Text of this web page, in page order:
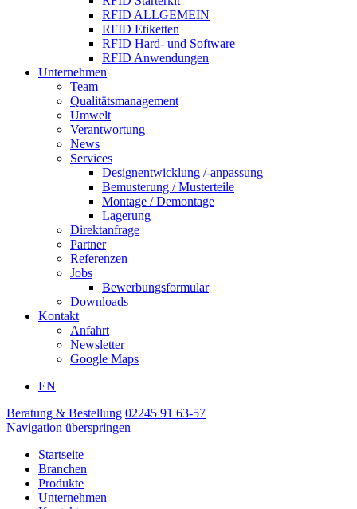
RFID ALLGEMEIN
RFID Etiketten
RFID Hard- und Software
RFID Anwendungen
Unternehmen
Team
Qualitätsmanagement
Umwelt
Verantwortung
News
Services
Designentwicklung /-anpassung
Bemusterung / Musterteile
Montage / Demontage
Lagerung
Direktanfrage
Partner
Referenzen
Jobs
Bewerbungsformular
Downloads
Kontakt
Anfahrt
Newsletter
Google Maps
EN
Beratung & Bestellung 02245 91 63-57
Navigation überspringen
Startseite
Branchen
Produkte
Unternehmen